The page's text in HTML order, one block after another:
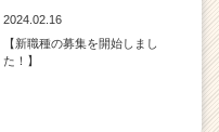
2024.02.16
【新職種の募集を開始しまし
た！】